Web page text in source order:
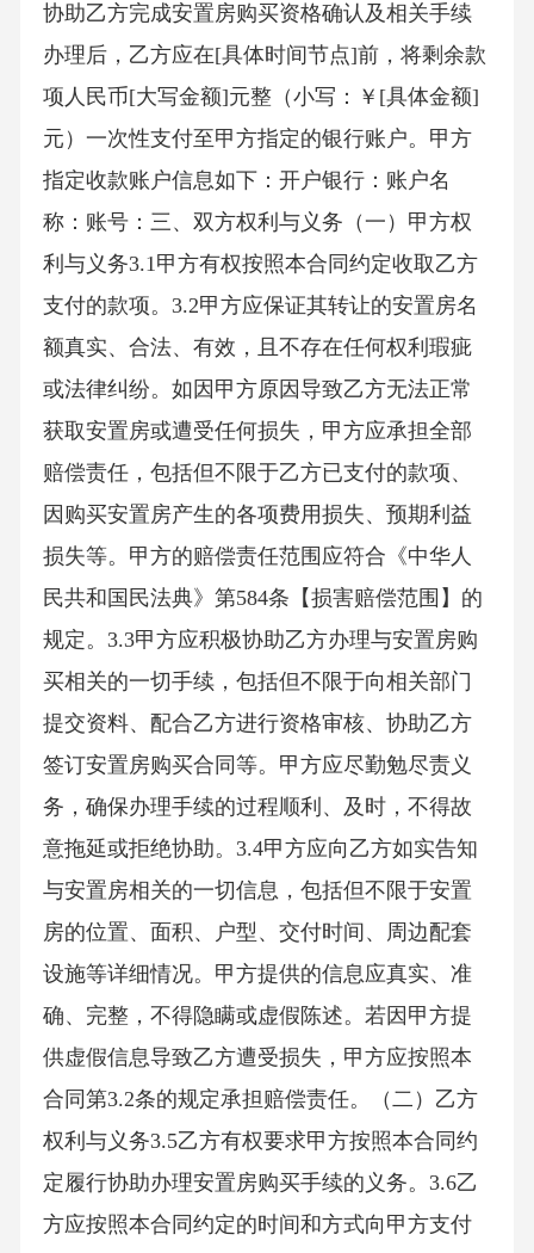
协助乙方完成安置房购买资格确认及相关手续
办理后，乙方应在[具体时间节点]前，将剩余款
项人民币[大写金额]元整（小写：￥[具体金额]
元）一次性支付至甲方指定的银行账户。甲方
指定收款账户信息如下：开户银行：账户名
称：账号：三、双方权利与义务（一）甲方权
利与义务3.1甲方有权按照本合同约定收取乙方
支付的款项。3.2甲方应保证其转让的安置房名
额真实、合法、有效，且不存在任何权利瑕疵
或法律纠纷。如因甲方原因导致乙方无法正常
获取安置房或遭受任何损失，甲方应承担全部
赔偿责任，包括但不限于乙方已支付的款项、
因购买安置房产生的各项费用损失、预期利益
损失等。甲方的赔偿责任范围应符合《中华人
民共和国民法典》第584条【损害赔偿范围】的
规定。3.3甲方应积极协助乙方办理与安置房购
买相关的一切手续，包括但不限于向相关部门
提交资料、配合乙方进行资格审核、协助乙方
签订安置房购买合同等。甲方应尽勤勉尽责义
务，确保办理手续的过程顺利、及时，不得故
意拖延或拒绝协助。3.4甲方应向乙方如实告知
与安置房相关的一切信息，包括但不限于安置
房的位置、面积、户型、交付时间、周边配套
设施等详细情况。甲方提供的信息应真实、准
确、完整，不得隐瞒或虚假陈述。若因甲方提
供虚假信息导致乙方遭受损失，甲方应按照本
合同第3.2条的规定承担赔偿责任。（二）乙方
权利与义务3.5乙方有权要求甲方按照本合同约
定履行协助办理安置房购买手续的义务。3.6乙
方应按照本合同约定的时间和方式向甲方支付